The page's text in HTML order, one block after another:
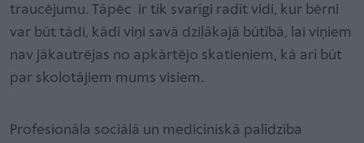
traucējumu. Tāpēc ir tik svarīgi radīt vidi, kur bērni
var būt tādi, kādi viņi savā dziļākajā būtībā, lai viņiem
nav jākautrējas no apkārtējo skatieniem, kā arī būt
par skolotājiem mums visiem.
Profesionāla sociālā un medicīniskā palīdzība